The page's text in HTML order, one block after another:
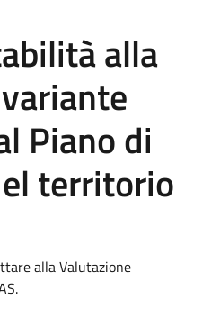
alla
Piano di
territorio
alla Valutazione